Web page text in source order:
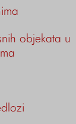
objekata u